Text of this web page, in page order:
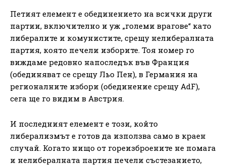
Петият елемент е обединението на всички други
партии, включително и уж „големи врагове“ като
либералите и комунистите, срещу нелибералната
партия, която печели изборите. Тоя номер го
виждаме редовно напоследък във Франция
(обединяват се срещу Льо Пен), в Германия на
регионалните избори (обединение срещу AdF),
сега ще го видим в Австрия.
И последният елемент е този, който
либерализмът е готов да използва само в краен
случай. Когато нищо от гореизброените не помага
и нелибералната партия печели състезанието,